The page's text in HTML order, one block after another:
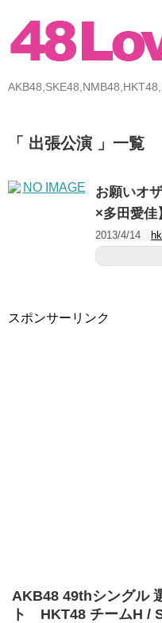
「 出張公演 」一覧
お願いオ
×多田愛佳
2013/4/14
スポンサーリンク
AKB48 49thシングル
ト HKT48 チームH /